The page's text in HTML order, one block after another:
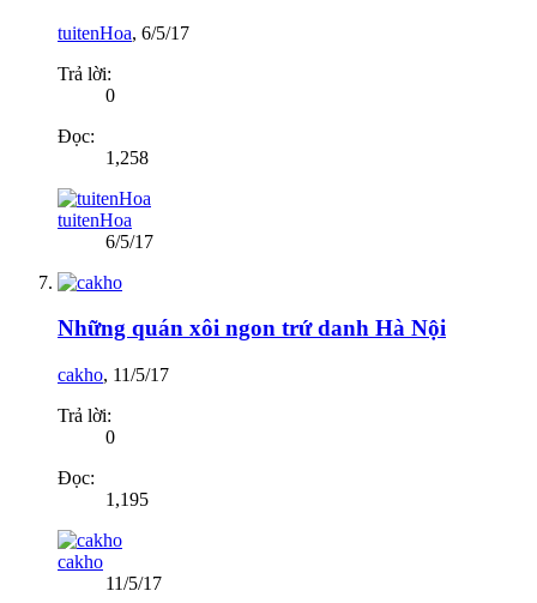
tuitenHoa, 6/5/17
Trả lời:
0
Đọc:
1,258
tuitenHoa
6/5/17
Những quán xôi ngon trứ danh Hà Nội
cakho, 11/5/17
Trả lời:
0
Đọc:
1,195
cakho
11/5/17